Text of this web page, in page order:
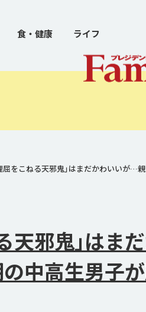
食・健康 ライフ
をこねる天邪鬼｣はまだかわいいが…
天邪鬼｣はま
中高生男子